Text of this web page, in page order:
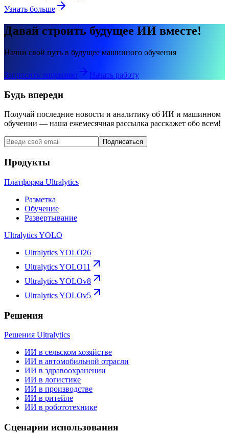
Узнать больше
Давай строить будущее ИИ вместе!
Начни свой путь в будущее машинного обучения
Запросить лицензию Начать работу
Будь впереди
Получай последние новости и аналитику об ИИ и машинном
обучении — наша ежемесячная рассылка расскажет обо всем!
Подписаться
Продукты
Платформа Ultralytics
Разметка
Обучение
Развертывание
Ultralytics YOLO
Ultralytics YOLO26
Ultralytics YOLO11
Ultralytics YOLOv8
Ultralytics YOLOv5
Решения
Решения Ultralytics
ИИ в сельском хозяйстве
ИИ в автомобильной отрасли
ИИ в здравоохранении
ИИ в логистике
ИИ в производстве
ИИ в ритейле
ИИ в робототехнике
Сценарии использования